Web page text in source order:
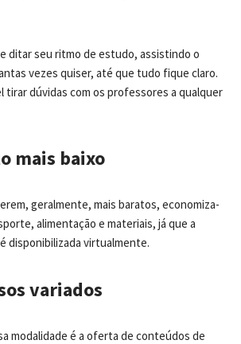
ditar seu ritmo de estudo, assistindo o
vezes quiser, até que tudo fique claro.
tirar dúvidas com os professores a qualquer
mais baixo
geralmente, mais baratos, economiza-
alimentação e materiais, já que a
disponibilizada virtualmente.
variados
modalidade é a oferta de conteúdos de